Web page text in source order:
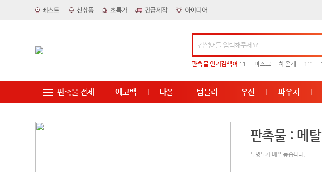
판촉물인기검색어 : 1 마스크 체온계 1'"
판촉물 전체 에코백 타올 텀블러 우산 파우치
판촉물 : 메
투명도가 매우 높습니다.